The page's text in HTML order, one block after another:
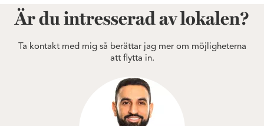
Är du intresserad av lokalen?
Ta kontakt med mig så berättar jag mer om möjligheterna
att flytta in.